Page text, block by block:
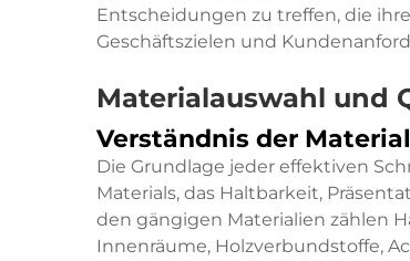
Entscheidungen zu treffen, die
Geschäftszielen und
Materialauswahl und
Verständnis der
Die Grundlage jeder effektiven
Materials, das Haltbarkeit,
den gängigen Materialien zählen
Innenräume, Holzverbundstoffe,